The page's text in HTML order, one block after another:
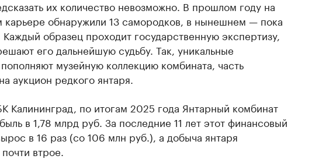
их количество невозможно. В прошлом году на
обнаружили 13 самородков, в нынешнем — пока
Каждый образец проходит государственную экспертизу,
его дальнейшую судьбу. Так, уникальные
музейную коллекцию комбината, часть
аукцион редкого янтаря.
Калининград, по итогам 2025 года Янтарный комбинат
в 1,78 млрд руб. За последние 11 лет этот финансовый
в 16 раз (со 106 млн руб.), а добыча янтаря
втрое.